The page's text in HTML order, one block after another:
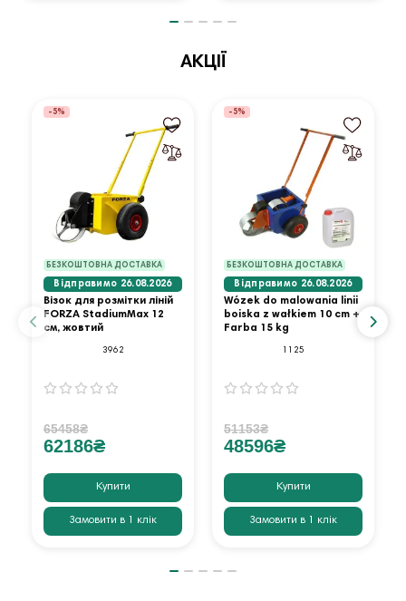
АКЦІЇ
БЕЗКОШТОВНА ДОСТАВКА
-5%
Відправимо 26.08.2026
Візок для розмітки ліній
FORZA StadiumMax 12
см, жовтий
3962
65458₴
62186₴
Купити
Замовити в 1 клік
БЕЗКОШТОВНА ДОСТАВКА
-5%
Відправимо 26.08.2026
Wózek do malowania linii
boiska z wałkiem 10 cm +
Farba 15 kg
1125
51153₴
48596₴
Купити
Замовити в 1 клік